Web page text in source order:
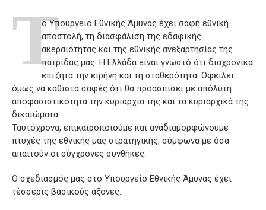
Το Υπουργείο Εθνικής Άμυνας έχει σαφή εθνική
αποστολή, τη διασφάλιση της εδαφικής
ακεραιότητας και της εθνικής ανεξαρτησίας της
πατρίδας μας. Η Ελλάδα είναι γνωστό ότι διαχρονικά
επιζητά την ειρήνη και τη σταθερότητα. Οφείλει
όμως να καθιστά σαφές ότι θα προασπίσει με απόλυτη
αποφασιστικότητα την κυριαρχία της και τα κυριαρχικά της
δικαιώματα.
Ταυτόχρονα, επικαιροποιούμε και αναδιαμορφώνουμε
πτυχές της εθνικής μας στρατηγικής, σύμφωνα με όσα
απαιτούν οι σύγχρονες συνθήκες.
Ο σχεδιασμός μας στο Υπουργείο Εθνικής Άμυνας έχει
τέσσερις βασικούς άξονες: